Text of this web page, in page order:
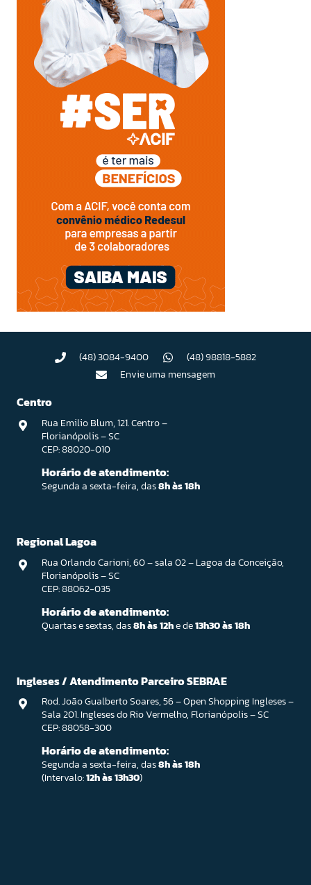
(48) 3084-9400
(48) 98818-5882
Envie uma mensagem
Centro
Rua Emilio Blum, 121. Centro –
Florianópolis – SC
CEP: 88020-010
Horário de atendimento:
Segunda a sexta-feira, das8h às 18h
Regional Lagoa
Rua Orlando Carioni, 60 – sala 02 – Lagoa da Conceição,
Florianópolis – SC
CEP: 88062-035
Horário de atendimento:
Quartas e sextas, das8h às 12he de13h30 às 18h
Ingleses / Atendimento Parceiro SEBRAE
Rod. João Gualberto Soares, 56 – Open Shopping Ingleses –
Sala 201. Ingleses do Rio Vermelho, Florianópolis – SC
CEP: 88058-300
Horário de atendimento:
Segunda a sexta-feira, das8h às 18h
(Intervalo:12h às 13h30)